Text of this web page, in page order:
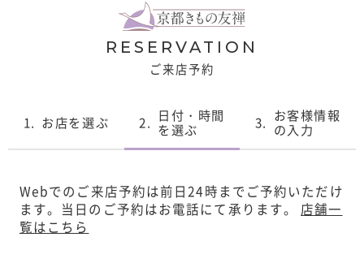
RESERVATION
ご来店予約
1. お店を選ぶ 2. 日付・時間
を選ぶ 3. お客様情報
の入力
Webでのご来店予約は前日24時までご予約いただけ
ます。 当日のご予約はお電話にて承ります。 店舗一
覧はこちら